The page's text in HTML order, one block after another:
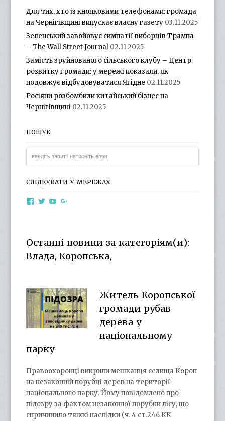
Для тих, хто із кнопковими телефонами: громада
на Чернігівщині випускає власну газету 03.11.2025
Зеленський завойовує симпатії виборців Трампа
– The Wall Street Journal 02.11.2025
Замість зруйнованого сільського клубу – Центр
розвитку громади: у мережі показали, як
подовжує відбудовуватися Ягідне 02.11.2025
Росіяни розбомбили китайський бізнес на
Чернігівщині 02.11.2025
ПОШУК
СЛІДКУВАТИ У МЕРЕЖАХ
ViewViewView
YouTube
Останні новини за категоріям(и):
Влада, Коропська,
Житель Коропської
громади рубав
дерева у
національному
парку
Правоохоронці викрили мешканця селища Короп
на незаконній порубці дерев на території
національного парку. Йому повідомлено про
підозру за фактом незаконної порубки лісу, що
спричинило тяжкі наслідки (ч. 4 ст.246 КК